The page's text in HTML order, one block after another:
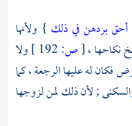
أحق بردهن في ذلك } ولأنها
نكاحها ،[ص:
ولا
فكان له عليها الرجعة ، كما
; لأن ذلك لمن لزوجها